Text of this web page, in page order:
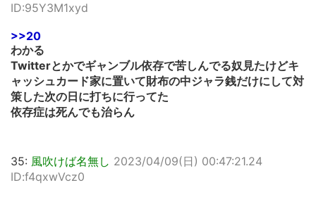
ID:95Y3M1xyd
>>20
わかる
Twitterとかでギャンブル依存で苦しんでる奴見たけどキ
ャッシュカード家に置いて財布の中ジャラ銭だけにして対
策した次の日に打ちに行ってた
依存症は死んでも治らん
35: 風吹けば名無し 2023/04/09(日) 00:47:21.24
ID:f4qxwVcz0